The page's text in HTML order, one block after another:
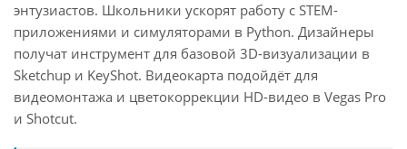
энтузиастов. Школьники ускорят работу с STEM-
приложениями и симуляторами в Python. Дизайнеры
получат инструмент для базовой 3D-визуализации в
Sketchup и KeyShot. Видеокарта подойдёт для
видеомонтажа и цветокоррекции HD-видео в Vegas Pro
и Shotcut.